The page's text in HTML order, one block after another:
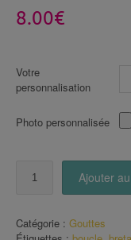
8.00€
Votre
personnalisation
Photo personnalisée
motif
Ajouter
Catégorie : Gouttes